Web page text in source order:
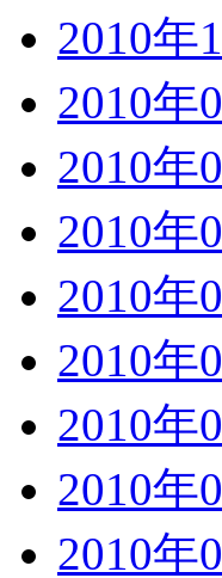
2010年
2010年
2010年
2010年
2010年
2010年
2010年
2010年
2010年